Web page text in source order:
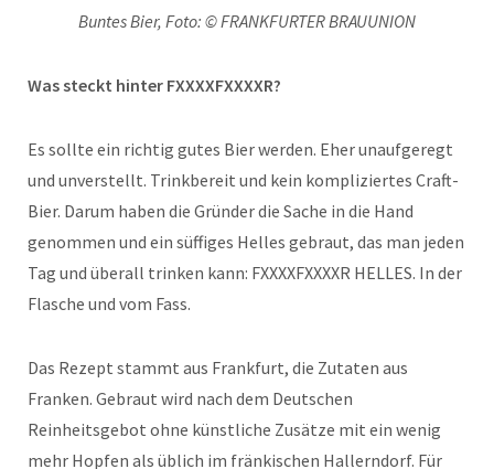
Buntes Bier, Foto: © FRANKFURTER BRAUUNION
Was steckt hinter FXXXXFXXXXR?
Es sollte ein richtig gutes Bier werden. Eher unaufgeregt
und unverstellt. Trinkbereit und kein kompliziertes Craft-
Bier. Darum haben die Gründer die Sache in die Hand
genommen und ein süffiges Helles gebraut, das man jeden
Tag und überall trinken kann: FXXXXFXXXXR HELLES. In der
Flasche und vom Fass.
Das Rezept stammt aus Frankfurt, die Zutaten aus
Franken. Gebraut wird nach dem Deutschen
Reinheitsgebot ohne künstliche Zusätze mit ein wenig
mehr Hopfen als üblich im fränkischen Hallerndorf. Für